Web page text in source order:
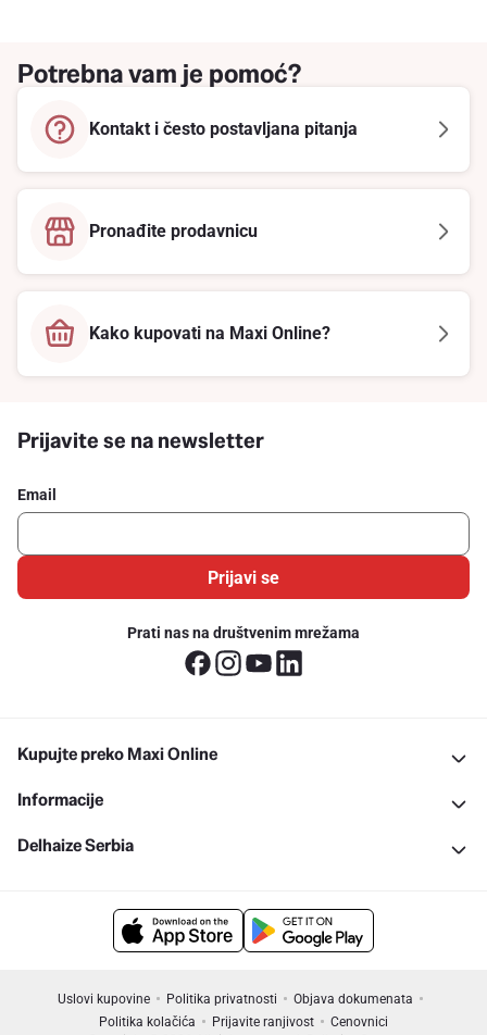
Potrebna vam je pomoć?
Kontakt i često postavljana pitanja
Pronađite prodavnicu
Kako kupovati na Maxi Online?
Prijavite se na newsletter
Email
Prijavi se
Prati nas na društvenim mrežama
Kupujte preko Maxi Online
Informacije
Delhaize Serbia
Uslovi kupovine Politika privatnosti
Objava dokumenata
Politika kolačića
Prijavite ranjivost
Cenovnici